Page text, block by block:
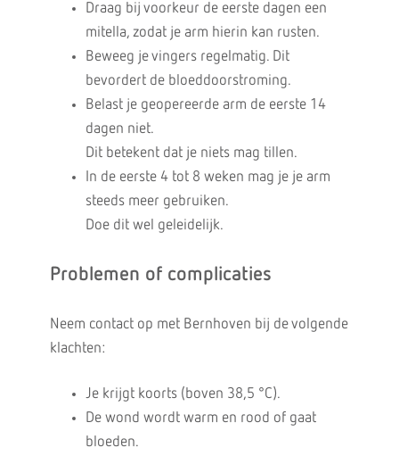
Draag bij voorkeur de eerste dagen een
mitella, zodat je arm hierin kan rusten.
Beweeg je vingers regelmatig. Dit
bevordert de bloeddoorstroming.
Belast je geopereerde arm de eerste 14
dagen niet.
Dit betekent dat je niets mag tillen.
In de eerste 4 tot 8 weken mag je je arm
steeds meer gebruiken.
Doe dit wel geleidelijk.
Problemen of complicaties
Neem contact op met Bernhoven bij de volgende
klachten:
Je krijgt koorts (boven 38,5 °C).
De wond wordt warm en rood of gaat
bloeden.